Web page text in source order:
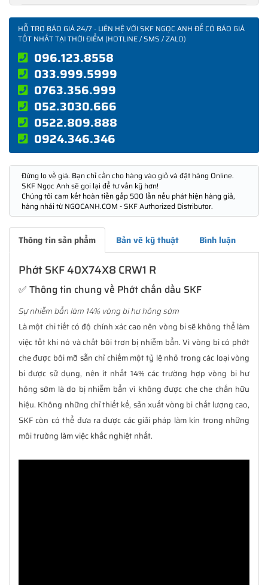
HỖ TRỢ BÁO GIÁ 24/7 - LIÊN HỆ VỚI SKF NGỌC ANH ĐỂ CÓ BÁO GIÁ
TỐT NHẤT TẠI THỜI ĐIỂM (HOTLINE / SMS / ZALO)
096.123.8558
033.999.5999
0763.356.999
052.3030.666
0522.809.888
0924.346.346
Đừng lo về giá. Bạn chỉ cần cho hàng vào giỏ và đặt hàng Online.
SKF Ngọc Anh sẽ gọi lại để tư vấn kỹ hơn!
Chúng tôi cam kết hoàn tiền gấp 500 lần nếu phát hiện hàng giả,
hàng nhái từ NGOCANH.COM - SKF Authorized Distributor.
Thông tin sản phẩm Bản vẽ kỹ thuật Bình luận
Phớt SKF 40X74X8 CRW1 R
✅ Thông tin chung về Phớt chắn dầu SKF
Sự nhiễm bẩn làm 14% vòng bi hư hỏng sớm
Là một chi tiết có độ chính xác cao nên vòng bi sẽ không thể làm
việc tốt khi nó và chất bôi trơn bị nhiễm bẩn. Vì vòng bi có phớt
che được bôi mỡ sẵn chỉ chiếm một tỷ lệ nhỏ trong các loại vòng
bi được sử dụng, nên ít nhất 14% các trường hợp vòng bi hư
hỏng sớm là do bị nhiễm bẩn vì không được che che chắn hữu
hiệu. Không những chỉ thiết kế, sản xuất vòng bi chất lượng cao,
SKF còn có thể đưa ra được các giải pháp làm kín trong những
môi trường làm việc khắc nghiệt nhất.